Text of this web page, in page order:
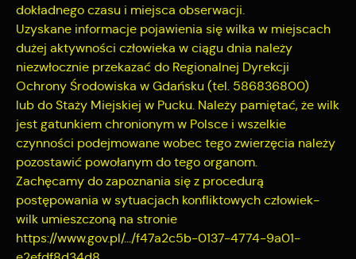
dokładnego czasu i miejsca obserwacji.
Uzyskane informacje pojawienia się wilka w miejscach
dużej aktywności człowieka w ciągu dnia należy
niezwłocznie przekazać do Regionalnej Dyrekcji
Ochrony Środowiska w Gdańsku (tel. 586836800)
lub do Staży Miejskiej w Pucku. Należy pamiętać, że wilk
jest gatunkiem chronionym w Polsce i wszelkie
czynności podejmowane wobec tego zwierzęcia należy
pozostawić powołanym do tego organom.
Zachęcamy do zapoznania się z procedurą
postępowania w sytuacjach konfliktowych człowiek-
wilk umieszczoną na stronie
https://www.gov.pl/.../f47a2c5b-0137-4774-9a01-